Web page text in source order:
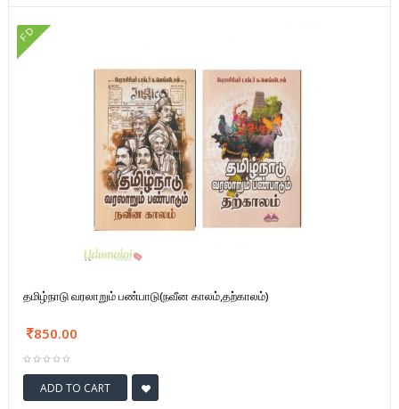
FD
தமிழ்நாடு வரலாறும் பண்பாடு(நவீன காலம்,தற்காலம்)
850.00
ADD TO CART